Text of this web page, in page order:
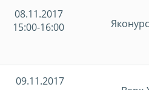
08.11.2017
15:00-16:00
09.11.2017